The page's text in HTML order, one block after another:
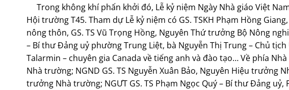
Trong không khí phấn khởi đó, Lễ kỷ niệm Ngày Nhà giáo Việt
Hội trường T45. Tham dự Lễ kỷ niệm có GS. TSKH Phạm Hồng
nông thôn, GS. TS Vũ Trọng Hồng, Nguyên Thứ trưởng Bộ Nông
– Bí thư Đảng uỷ phường Trung Liệt, bà Nguyễn Thị Trung – Chủ
Talarmin – chuyên gia Canada về tiếng anh và đào tạo… Về phía
Nhà trường; NGND GS. TS Nguyễn Xuân Bảo, Nguyên Hiệu trưởng
trưởng Nhà trường; NGƯT GS. TS Phạm Ngọc Quý – Bí thư Đảng